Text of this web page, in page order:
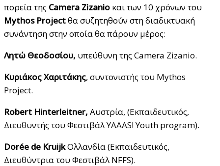
πορεία της Camera Zizanio και των 10 χρόνων του
Mythos Projectθα συζητηθούν στη διαδικτυακή
συνάντηση στην οποία θα πάρουν μέρος:
Λητώ Θεοδοσίου, υπεύθυνη της Camera Zizanio.
Κυριάκος Χαριτάκης, συντονιστής του Mythos
Project.
Robert Hinterleitner, Αυστρία, (Εκπαιδευτικός,
Διευθυντής του Φεστιβάλ YAAAS! Youth program).
Dorée de KruijkΟλλανδία (Εκπαιδευτικός,
Διευθύντρια του Φεστιβάλ NFFS).